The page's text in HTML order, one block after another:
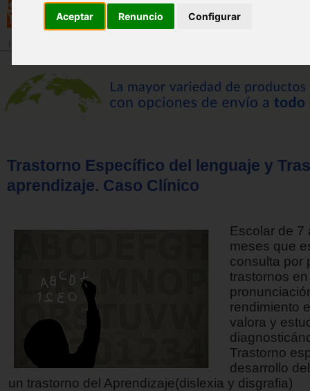
Aceptar Renuncio Configurar
Trastorno Específico del lenguaje y
aprendizaje. Caso Clínico
Escolar de 7
meses que
consulta por
trastornos
rendimiento
valora y
Trastorno
desarrollo
un trastorno del Aprendizaje(dislexia y disgrafia)